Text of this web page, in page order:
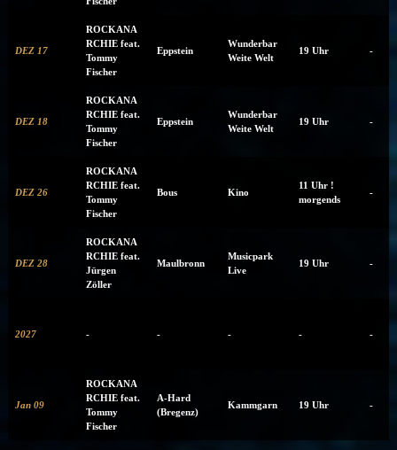
DEZ 17
ROCKANA
RCHIE feat.
Tommy
Fischer
Eppstein
Wunderbar
Weite Welt
19 Uhr -
DEZ 18
ROCKANA
RCHIE feat.
Tommy
Fischer
Eppstein
Wunderbar
Weite Welt
19 Uhr -
DEZ 26
ROCKANA
RCHIE feat.
Tommy
Fischer
Bous Kino
11 Uhr !
morgends
-
DEZ 28
ROCKANA
RCHIE feat.
Jürgen
Zöller
Maulbronn
Musicpark
Live
19 Uhr -
2027 - - - - -
Jan 09
ROCKANA
RCHIE feat.
Tommy
Fischer
A-Hard
(Bregenz)
Kammgarn 19 Uhr -